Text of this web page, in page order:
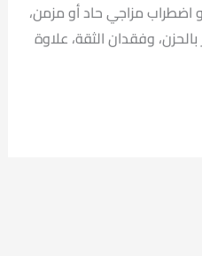
اضطراب مزاجي حاد أو مزمن،
وفقدان الثقة، علاوة